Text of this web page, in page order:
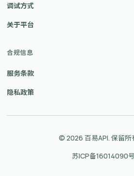
调试方式
关于平台
合规信息
服务条款
隐私政策
© 2026 百易API. 保留所
苏ICP备16014090